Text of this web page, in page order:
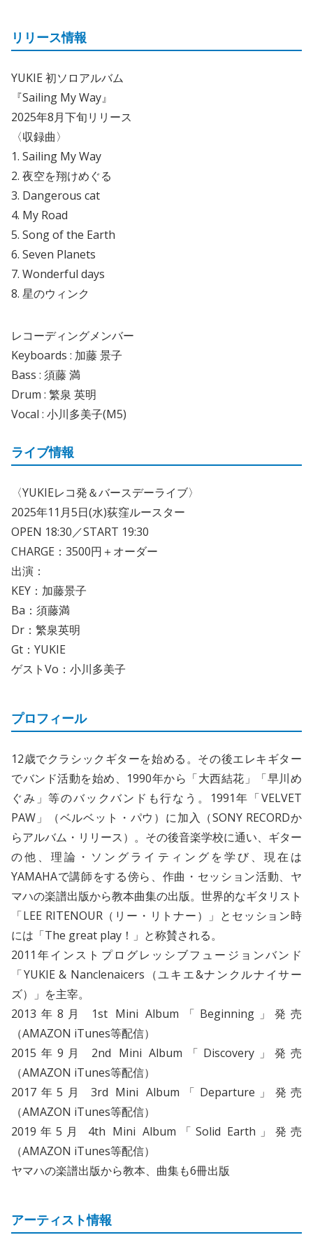
リリース情報
YUKIE 初ソロアルバム
『Sailing My Way』
2025年8月下旬リリース
〈収録曲〉
1. Sailing My Way
2. 夜空を翔けめぐる
3. Dangerous cat
4. My Road
5. Song of the Earth
6. Seven Planets
7. Wonderful days
8. 星のウィンク
レコーディングメンバー
Keyboards : 加藤 景子
Bass : 須藤 満
Drum : 繁泉 英明
Vocal : 小川多美子(M5)
ライブ情報
〈YUKIEレコ発＆バースデーライブ〉
2025年11月5日(水)荻窪ルースター
OPEN 18:30／START 19:30
CHARGE：3500円＋オーダー
出演：
KEY：加藤景子
Ba：須藤満
Dr：繁泉英明
Gt：YUKIE
ゲストVo：小川多美子
プロフィール
12歳でクラシックギターを始める。その後エレキギター
でバンド活動を始め、1990年から「大西結花」「早川め
ぐみ」等のバックバンドも行なう。1991年「VELVET
PAW」（ベルベット・パウ）に加入（SONY RECORDか
らアルバム・リリース）。その後音楽学校に通い、ギター
の他、理論・ソングライティングを学び、現在は
YAMAHAで講師をする傍ら、作曲・セッション活動、ヤ
マハの楽譜出版から教本曲集の出版。世界的なギタリスト
「LEE RITENOUR（リー・リトナー）」とセッション時
には「The great play！」と称賛される。
2011年インストプログレッシブフュージョンバンド
「YUKIE & Nanclenaicers（ユキエ&ナンクルナイサー
ズ）」を主宰。
2013年8月 1st Mini Album「Beginning」発売
（AMAZON iTunes等配信）
2015年9月 2nd Mini Album「Discovery」発売
（AMAZON iTunes等配信）
2017年5月 3rd Mini Album「Departure」発売
（AMAZON iTunes等配信）
2019年5月 4th Mini Album「Solid Earth」発売
（AMAZON iTunes等配信）
ヤマハの楽譜出版から教本、曲集も6冊出版
アーティスト情報